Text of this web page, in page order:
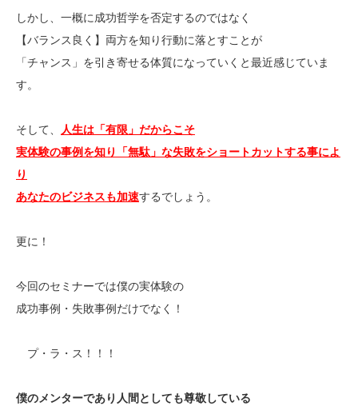
しかし、一概に成功哲学を否定するのではなく
【バランス良く】両方を知り行動に落とすことが
「チャンス」を引き寄せる体質になっていくと最近感じていま
す。
そして、
人生は「有限」だからこそ
実体験の事例を知り「無駄」な失敗をショートカットする事によ
り
あなたのビジネスも加速するでしょう。
更に！
今回のセミナーでは僕の実体験の
成功事例・失敗事例だけでなく！
プ・ラ・ス！！！
僕のメンターであり人間としても尊敬している